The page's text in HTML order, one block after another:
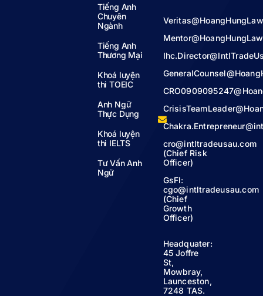
Tiếng Anh
Chuyên
Ngành
Tiếng Anh
Thương Mại
Khoá luyện
thi TOEIC
Anh Ngữ
Thực Dụng
Khoá luyện
thi IELTS
Tư Vấn Anh
Ngữ
cro@intltradeusau.com
(Chief Risk
Officer)
GsFl:
cgo@intltradeusau.com
(Chief
Growth
Officer)
Headquater:
45 Joffre
St,
Mowbray,
Launceston,
7248 TAS.